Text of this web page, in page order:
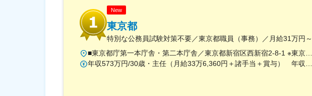
New
東京都
特別な公務員試験対策不要／東京都職員（事務）／月給31万円～
■東京都庁第一本庁舎・第二本庁舎／東京都新宿区西新宿2-8-1 ※東京都庁本庁舎のほか、都内の出先事業所などに配属される場合があります。 ※配属される部署によってリモートワークの相談も可能です。 ◎アクセス・「JR新宿駅」（西口から徒歩約10分）・都営地下鉄大江戸線「都庁前駅」・新宿駅西口（地下バスのりば）から都営バス（都庁循環）「都庁第一本庁舎」、「都庁第二本庁舎」、「都議会議事堂」下車・JR新宿駅西改札「新宿駅西口」バス停から「西参道方面」行きの新宿WEバス乗車、「新宿ワシントンホテル前」下車※禁煙対策：敷地内禁煙
年収573万円/30歳・主任（月給33万6,360円＋諸手当＋賞与） 年収694万円/35歳・課長代理（月給40万3,560円＋諸手当＋賞与）